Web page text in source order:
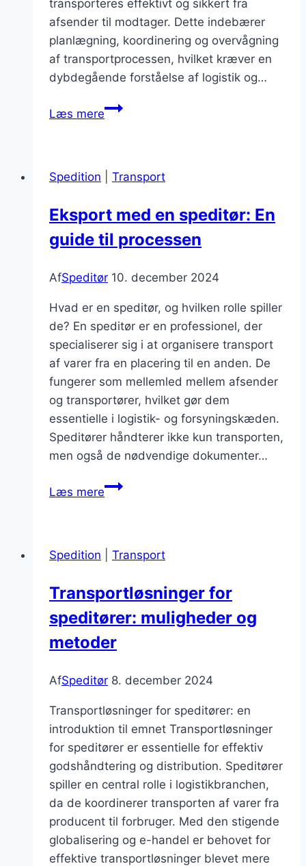
transporteres effektivt og sikkert fra
afsender til modtager. Dette indebærer
planlægning, koordinering og overvågning
af transportprocessen, hvilket kræver en
dybdegående forståelse af logistik og…
Læs mereSpeditør
shipping
Spedition Transport
Eksport med en speditør: En
guide til processen
AfSpeditør 10. december 2024
Hvad er en speditør, og hvilken rolle spiller
de? En speditør er en professionel, der
specialiserer sig i at organisere transport
af varer fra en placering til en anden. De
fungerer som mellemled mellem afsender
og transportører, hvilket gør dem
essentielle i logistik- og forsyningskæden.
Speditører håndterer ikke kun transporten,
men også de nødvendige dokumenter…
Læs mereEksport
En
til
processen
Spedition Transport
Transportløsninger for
speditører: muligheder og
metoder
AfSpeditør 8. december 2024
Transportløsninger for speditører: en
introduktion til emnet Transportløsninger
for speditører er essentielle for effektiv
godshåndtering og distribution. Speditører
spiller en central rolle i logistikbranchen,
da de koordinerer transporten af varer fra
producent til forbruger. Med den stigende
globalisering og e-handel er behovet for
effektive transportløsninger blevet mere